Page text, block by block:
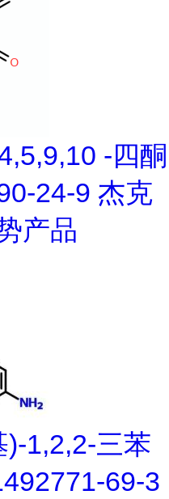
-四酮
24-9 杰克
产品
1,2,2-三苯
69-3